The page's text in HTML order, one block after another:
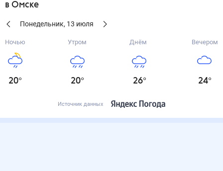
в Омске
Понедельник, 13 июля
Ночью
20°
Утром
20°
Днём
26°
Вечером
24°
Источник данных